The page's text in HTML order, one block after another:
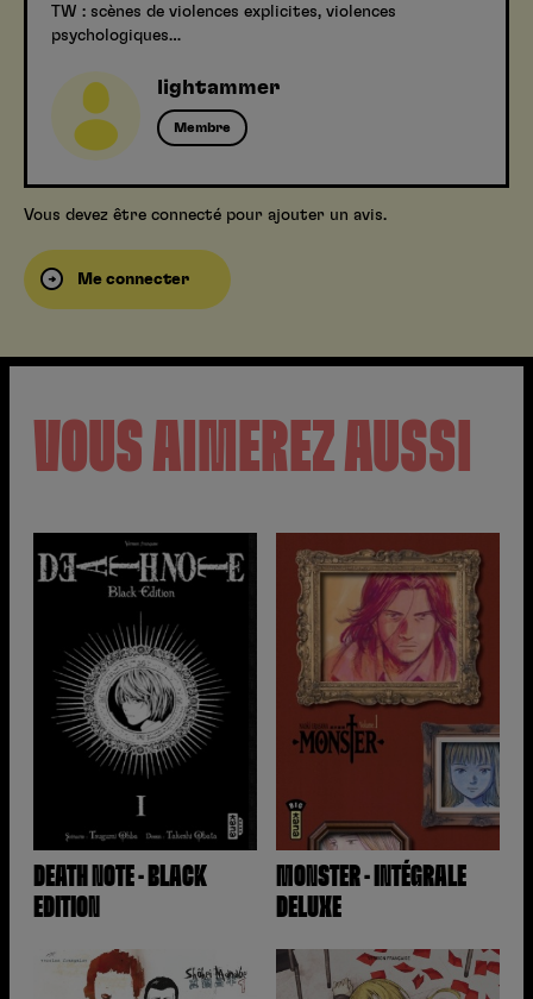
TW : scènes de violences explicites, violences
psychologiques…
lightammer
Membre
Vous devez être connecté pour ajouter un avis.
Me connecter
VOUS AIMEREZ AUSSI
DEATH NOTE - BLACK
EDITION
MONSTER - INTÉGRALE
DELUXE